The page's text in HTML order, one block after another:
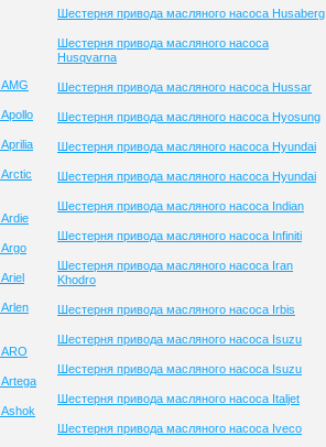
Шестерня привода масляного насоса Husaberg
Шестерня привода масляного насоса
Husqvarna
Шестерня привода масляного насоса Hussar
Шестерня привода масляного насоса Hyosung
Шестерня привода масляного насоса Hyundai
Шестерня привода масляного насоса Hyundai
Шестерня привода масляного насоса Indian
Шестерня привода масляного насоса Infiniti
Шестерня привода масляного насоса Iran
Khodro
Шестерня привода масляного насоса Irbis
Шестерня привода масляного насоса Isuzu
Шестерня привода масляного насоса Isuzu
Шестерня привода масляного насоса Italjet
Шестерня привода масляного насоса Iveco